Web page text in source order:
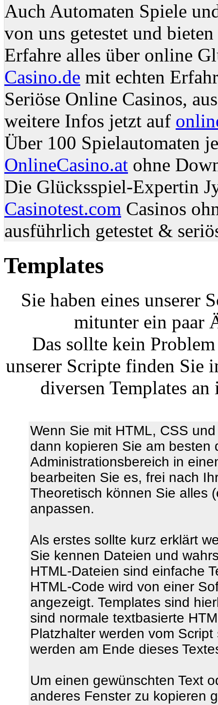
Auch Automaten Spiele
von uns getestet und
Erfahre alles über online
Casino.de mit echten
Seriöse Online Casinos,
weitere Infos jetzt auf
Über 100 Spielautomaten
OnlineCasino.at ohne
Die Glücksspiel-Expertin
Casinotest.com Casinos
ausführlich getestet &
Templates
Sie haben eines unserer
mitunter ein paar
Das sollte kein
unserer Scripte finden
diversen Templates
Wenn Sie mit HTML, CSS
dann kopieren Sie am besten
Administrationsbereich in
bearbeiten Sie es, frei nach
Theoretisch können Sie alles
anpassen.
Als erstes sollte kurz erklärt
Sie kennen Dateien und
HTML-Dateien sind einfache
HTML-Code wird von einer
angezeigt. Templates sind
sind normale textbasierte
Platzhalter werden vom
werden am Ende dieses
Um einen gewünschten Text
anderes Fenster zu kopieren